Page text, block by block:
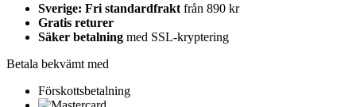
Sverige: Fri standardfrakt från 890 kr
Gratis returer
Säker betalning med SSL-kryptering
Betala bekvämt med
Förskottsbetalning